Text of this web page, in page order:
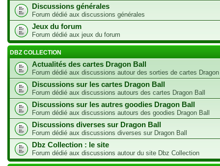
Discussions générales
Forum dédié aux discussions générales
Jeux du forum
Forum dédié aux jeux du forum
DBZ COLLECTION
Actualités des cartes Dragon Ball
Forum dédié aux discussions autour des sorties de cartes
Discussions sur les cartes Dragon Ball
Forum dédié aux discussions autours des cartes Dragon Ball
Discussions sur les autres goodies Dragon Ball
Forum dédié aux discussions autours des goodies Dragon Ball
Discussions diverses sur Dragon Ball
Forum dédié aux discussions diverses sur Dragon Ball
Dbz Collection : le site
Forum dédié aux discussions autour du site Dbz Collection